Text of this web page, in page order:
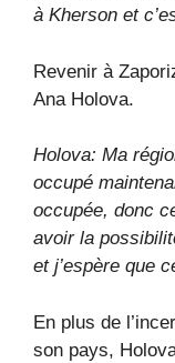
à Kherson et
Revenir à
Ana Holova.
Holova: Ma
occupé
occupée, donc
avoir la
et j’espère que
En plus de
son pays,